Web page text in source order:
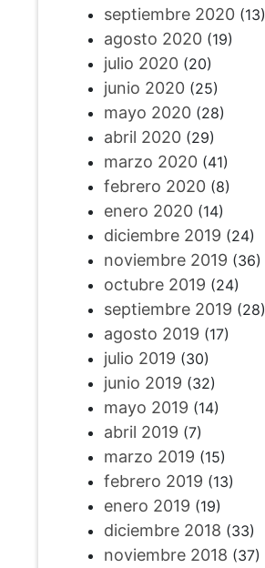
septiembre 2020(13)
agosto 2020(19)
julio 2020(20)
junio 2020(25)
mayo 2020(28)
abril 2020(29)
marzo 2020(41)
febrero 2020(8)
enero 2020(14)
diciembre 2019 (24)
noviembre 2019 (36)
octubre 2019 (24)
septiembre 2019 (28)
agosto 2019 (17)
julio 2019 (30)
junio 2019 (32)
mayo 2019 (14)
abril 2019 (7)
marzo 2019 (15)
febrero 2019 (13)
enero 2019 (19)
diciembre 2018 (33)
noviembre 2018 (37)